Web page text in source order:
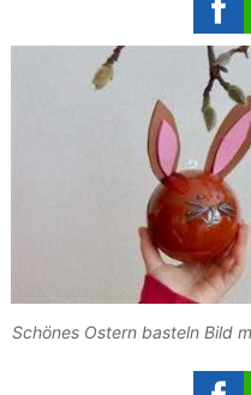
Schönes Ostern basteln Bild